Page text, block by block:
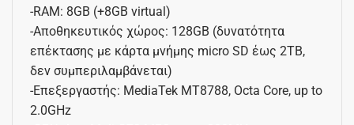
-RAM: 8GB (+8GB virtual)
-Αποθηκευτικός χώρος: 128GB (δυνατότητα
επέκτασης με κάρτα μνήμης micro SD έως 2TB,
δεν συμπεριλαμβάνεται)
-Επεξεργαστής: MediaTek MT8788, Octa Core, up to
2.0GHz